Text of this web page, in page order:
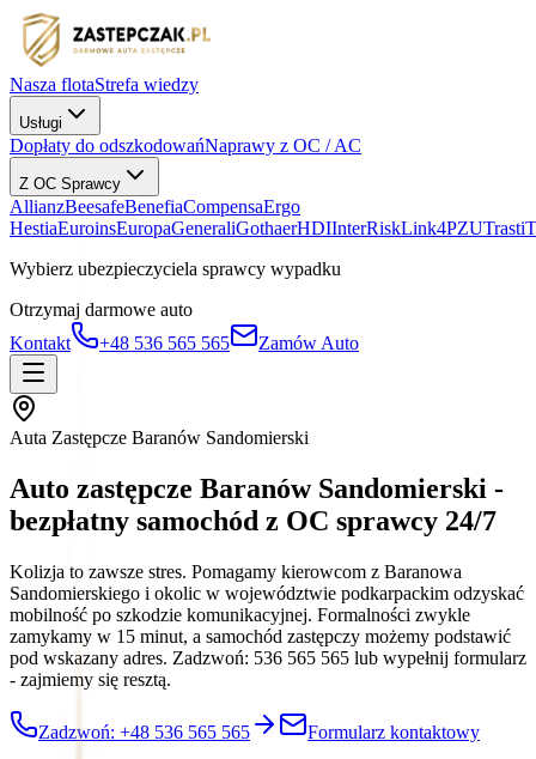
Nasza flotaStrefa wiedzy
Usługi
Dopłaty do odszkodowańNaprawy z OC / AC
Z OC Sprawcy
AllianzBeesafeBenefiaCompensaErgo
HestiaEuroinsEuropaGeneraliGothaerHDIInterRiskLink4PZUTrasti
Wybierz ubezpieczyciela sprawcy wypadku
Otrzymaj darmowe auto
Kontakt
+48 536 565 565 Zamów Auto
Auta Zastępcze Baranów Sandomierski
Auto zastępcze Baranów Sandomierski -
bezpłatny samochód z OC sprawcy 24/7
Kolizja to zawsze stres. Pomagamy kierowcom z Baranowa
Sandomierskiego i okolic w województwie podkarpackim odzyskać
mobilność po szkodzie komunikacyjnej. Formalności zwykle
zamykamy w 15 minut, a samochód zastępczy możemy podstawić
pod wskazany adres. Zadzwoń: 536 565 565 lub wypełnij formularz
- zajmiemy się resztą.
Zadzwoń: +48 536 565 565 Formularz kontaktowy